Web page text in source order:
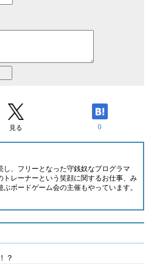
見る 0
し、フリーとなった守銭奴なプログラマ
トレーナーという笑顔に関するお仕事、み
ぶボードゲーム会の主催もやっています。
？